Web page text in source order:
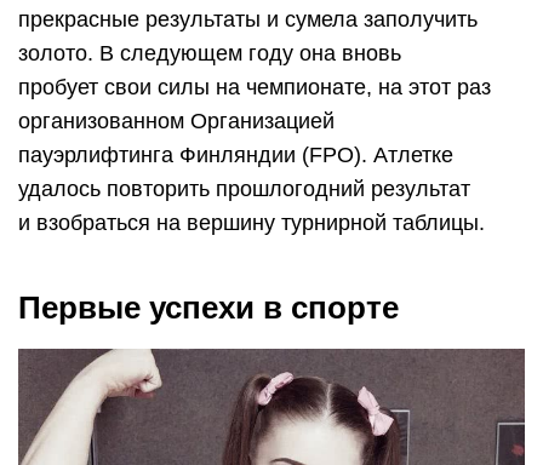
прекрасные результаты и сумела заполучить
золото. В следующем году она вновь
пробует свои силы на чемпионате, на этот раз
организованном Организацией
пауэрлифтинга Финляндии (FPO). Атлетке
удалось повторить прошлогодний результат
и взобраться на вершину турнирной таблицы.
Первые успехи в спорте